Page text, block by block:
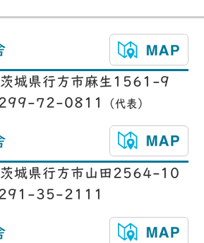
城県行方市麻生1561-9
72-0811
（代表）
城県行方市山田2564-10
35-2111